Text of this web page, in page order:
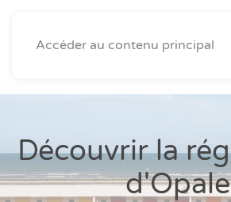
Accéder au contenu principal
Découvrir la
d'Opale